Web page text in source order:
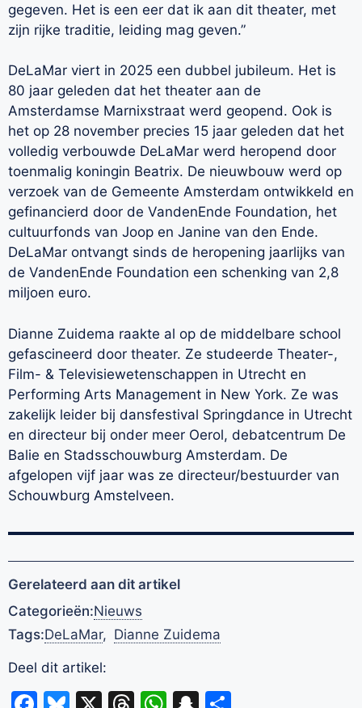
gegeven. Het is een eer dat ik aan dit theater, met
zijn rijke traditie, leiding mag geven.”
DeLaMar viert in 2025 een dubbel jubileum. Het is
80 jaar geleden dat het theater aan de
Amsterdamse Marnixstraat werd geopend. Ook is
het op 28 november precies 15 jaar geleden dat het
volledig verbouwde DeLaMar werd heropend door
toenmalig koningin Beatrix. De nieuwbouw werd op
verzoek van de Gemeente Amsterdam ontwikkeld en
gefinancierd door de VandenEnde Foundation, het
cultuurfonds van Joop en Janine van den Ende.
DeLaMar ontvangt sinds de heropening jaarlijks van
de VandenEnde Foundation een schenking van 2,8
miljoen euro.
Dianne Zuidema raakte al op de middelbare school
gefascineerd door theater. Ze studeerde Theater-,
Film- & Televisiewetenschappen in Utrecht en
Performing Arts Management in New York. Ze was
zakelijk leider bij dansfestival Springdance in Utrecht
en directeur bij onder meer Oerol, debatcentrum De
Balie en Stadsschouwburg Amsterdam. De
afgelopen vijf jaar was ze directeur/bestuurder van
Schouwburg Amstelveen.
Gerelateerd aan dit artikel
Categorieën:Nieuws
Tags:DeLaMar, Dianne Zuidema
Deel dit artikel: